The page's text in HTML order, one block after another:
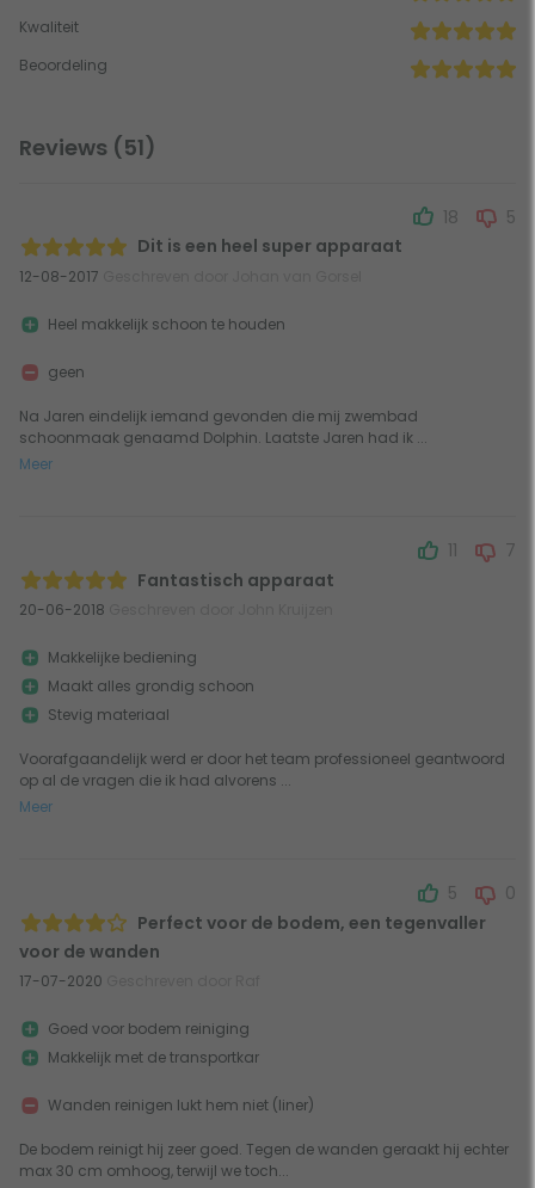
Kwaliteit
Beoordeling
Reviews (51)
Dit is een heel super apparaat
12-08-2017
18 5
Na Jaren eindelijk iemand gevonden die mij zwembad
schoonmaak genaamd Dolphin. Laatste Jaren had ik ...
Meer
Heel makkelijk schoon te houden
geen
Fantastisch apparaat
20-06-2018
11 7
Voorafgaandelijk werd er door het team professioneel geantwoord
op al de vragen die ik had alvorens ...
Meer
Makkelijke bediening
Maakt alles grondig schoon
Stevig materiaal
Perfect voor de bodem, een tegenvaller
voor de wanden
17-07-2020
5 0
De bodem reinigt hij zeer goed. Tegen de wanden geraakt hij echter
max 30 cm omhoog, terwijl we toch...
Goed voor bodem reiniging
Makkelijk met de transportkar
Wanden reinigen lukt hem niet (liner)